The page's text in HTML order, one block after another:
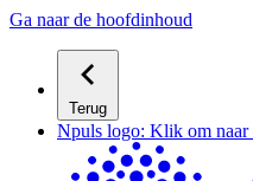
Ga naar de hoofdinhoud
Terug
Npuls logo: Klik om naar